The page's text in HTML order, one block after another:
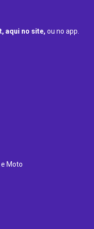
aqui no site, ou no app.
Moto